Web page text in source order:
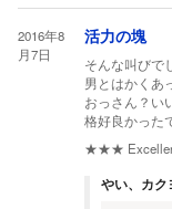
2016年8
月7日
活力の塊
そんな叫びで
男とはかくあ
おっさん？い
格好良かった
★★★
やい、カ